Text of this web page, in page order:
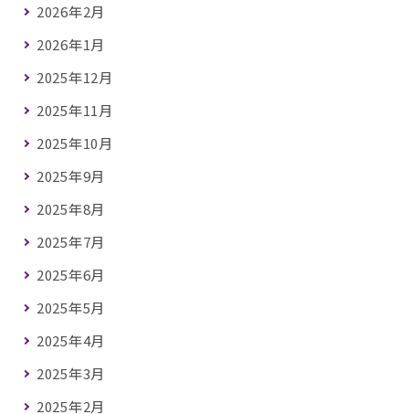
2026年2月
2026年1月
2025年12月
2025年11月
2025年10月
2025年9月
2025年8月
2025年7月
2025年6月
2025年5月
2025年4月
2025年3月
2025年2月